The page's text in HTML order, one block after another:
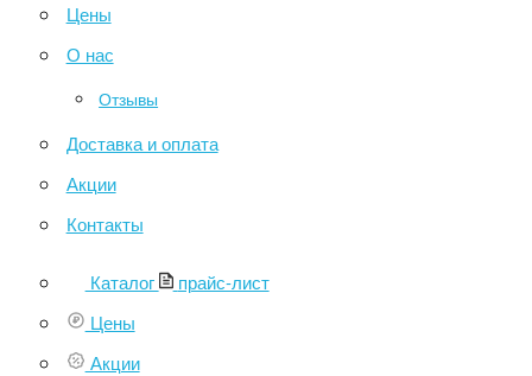
Цены
О нас
Отзывы
Доставка и оплата
Акции
Контакты
Каталог
прайс-лист
Цены
Акции